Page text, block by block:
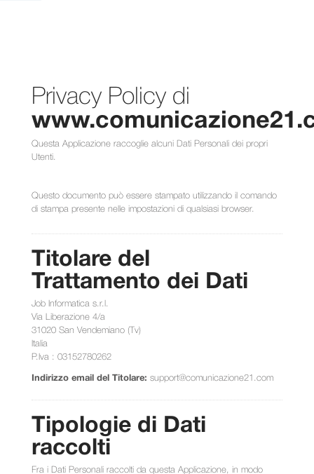
Privacy Policy di
Questa Applicazione raccoglie alcuni Dati Personali dei propri
Utenti.
Questo documento può essere stampato utilizzando il comando
di stampa presente nelle impostazioni di qualsiasi browser.
Titolare del
Trattamento dei Dati
Job Informatica s.r.l.
Via Liberazione 4/a
31020 San Vendemiano (Tv)
Italia
P.Iva : 03152780262
Indirizzo email del Titolare: support@comunicazione21.com
Tipologie di Dati
raccolti
Fra i Dati Personali raccolti da questa Applicazione, in modo